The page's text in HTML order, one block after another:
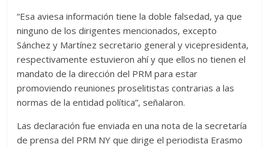
“Esa aviesa información tiene la doble falsedad, ya que
ninguno de los dirigentes mencionados, excepto
Sánchez y Martínez secretario general y vicepresidenta,
respectivamente estuvieron ahí y que ellos no tienen el
mandato de la dirección del PRM para estar
promoviendo reuniones proselitistas contrarias a las
normas de la entidad política”, señalaron.
Las declaración fue enviada en una nota de la secretaría
de prensa del PRM NY que dirige el periodista Erasmo